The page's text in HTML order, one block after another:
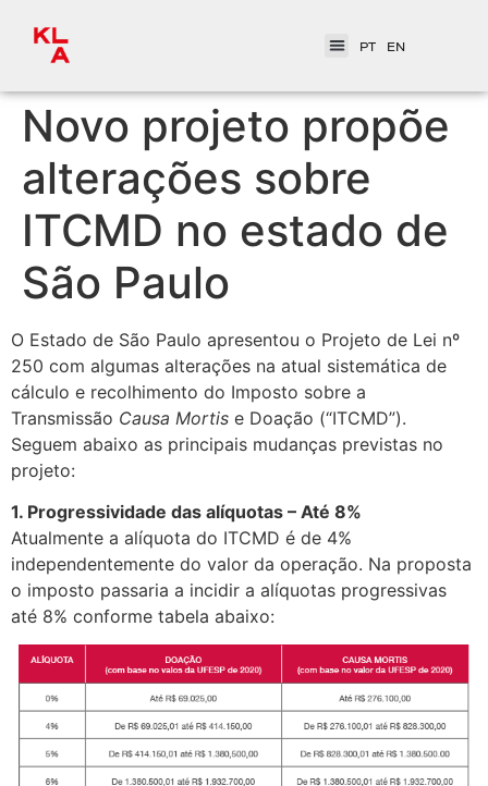
PT EN
Novo projeto propõe
alterações sobre
ITCMD no estado de
São Paulo
O Estado de São Paulo apresentou o Projeto de Lei nº
250 com algumas alterações na atual sistemática de
cálculo e recolhimento do Imposto sobre a
Transmissão Causa Mortis e Doação (“ITCMD”).
Seguem abaixo as principais mudanças previstas no
projeto:
1. Progressividade das alíquotas – Até 8%
Atualmente a alíquota do ITCMD é de 4%
independentemente do valor da operação. Na proposta
o imposto passaria a incidir a alíquotas progressivas
até 8% conforme tabela abaixo: